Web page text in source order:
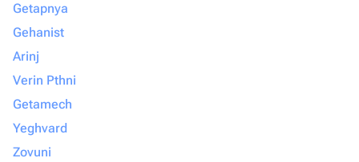
Getapnya
Gehanist
Arinj
Verin Pthni
Getamech
Yeghvard
Zovuni